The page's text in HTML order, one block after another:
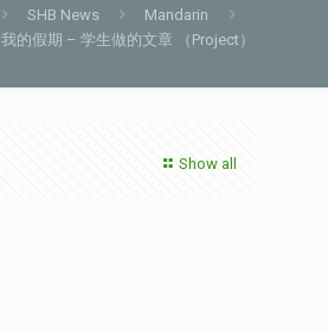
SHB News
Mandarin
我的假期 – 学生做的文章 （Project）
Show all